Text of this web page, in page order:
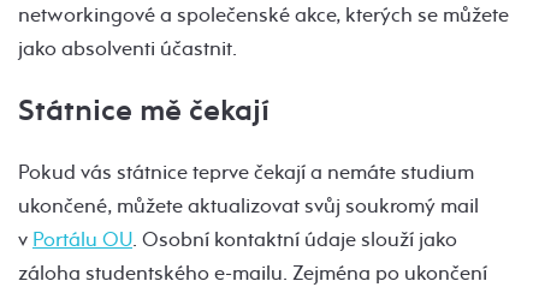
networkingové a společenské akce, kterých se můžete
jako absolventi účastnit.
Státnice mě čekají
Pokud vás státnice teprve čekají a nemáte studium
ukončené, můžete aktualizovat svůj soukromý mail
v Portálu OU. Osobní kontaktní údaje slouží jako
záloha studentského e-mailu. Zejména po ukončení